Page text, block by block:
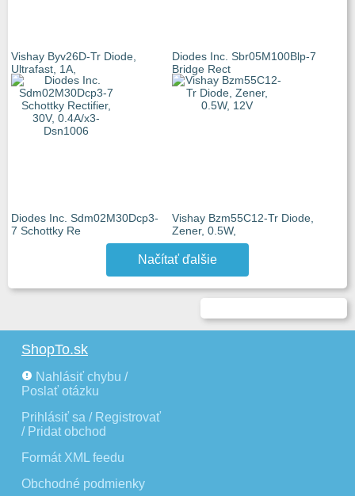
Vishay Byv26D-Tr Diode,
Ultrafast, 1A,
Diodes Inc. Sbr05M100Blp-7
Bridge Rect
Diodes Inc. Sdm02M30Dcp3-
7 Schottky Re
Vishay Bzm55C12-Tr Diode,
Zener, 0.5W,
Načítať ďalšie
ShopTo.sk
Nahlásiť chybu /
Poslať otázku
Prihlásiť sa / Registrovať
/ Pridat obchod
Formát XML feedu
Obchodné podmienky